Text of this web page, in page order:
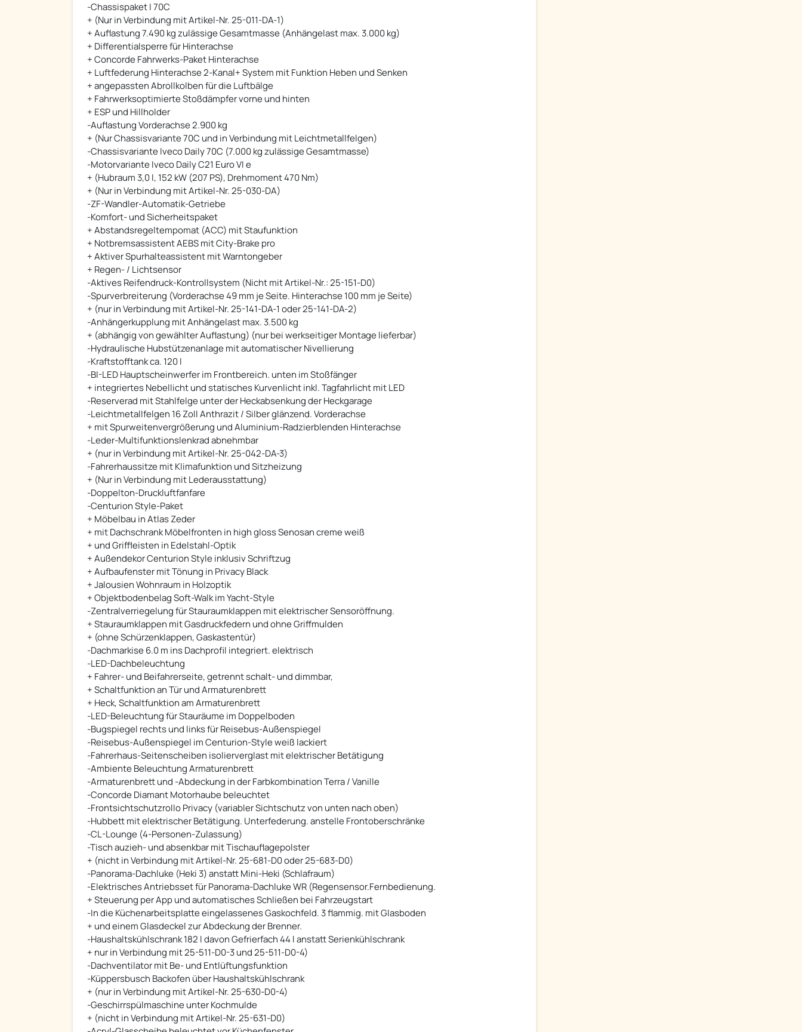
-Chassispaket I 70C
+ (Nur in Verbindung mit Artikel-Nr. 25-011-DA-1)
+ Auflastung 7.490 kg zulässige Gesamtmasse (Anhängelast max. 3.000 kg)
+ Differentialsperre für Hinterachse
+ Concorde Fahrwerks-Paket Hinterachse
+ Luftfederung Hinterachse 2-Kanal+ System mit Funktion Heben und Senken
+ angepassten Abrollkolben für die Luftbälge
+ Fahrwerksoptimierte Stoßdämpfer vorne und hinten
+ ESP und Hillholder
-Auflastung Vorderachse 2.900 kg
+ (Nur Chassisvariante 70C und in Verbindung mit Leichtmetallfelgen)
-Chassisvariante Iveco Daily 70C (7.000 kg zulässige Gesamtmasse)
-Motorvariante Iveco Daily C21 Euro VI e
+ (Hubraum 3,0 l, 152 kW (207 PS), Drehmoment 470 Nm)
+ (Nur in Verbindung mit Artikel-Nr. 25-030-DA)
-ZF-Wandler-Automatik-Getriebe
-Komfort- und Sicherheitspaket
+ Abstandsregeltempomat (ACC) mit Staufunktion
+ Notbremsassistent AEBS mit City-Brake pro
+ Aktiver Spurhalteassistent mit Warntongeber
+ Regen- / Lichtsensor
-Aktives Reifendruck-Kontrollsystem (Nicht mit Artikel-Nr.: 25-151-D0)
-Spurverbreiterung (Vorderachse 49 mm je Seite. Hinterachse 100 mm je Seite)
+ (nur in Verbindung mit Artikel-Nr. 25-141-DA-1 oder 25-141-DA-2)
-Anhängerkupplung mit Anhängelast max. 3.500 kg
+ (abhängig von gewählter Auflastung) (nur bei werkseitiger Montage lieferbar)
-Hydraulische Hubstützenanlage mit automatischer Nivellierung
-Kraftstofftank ca. 120 l
-BI-LED Hauptscheinwerfer im Frontbereich. unten im Stoßfänger
+ integriertes Nebellicht und statisches Kurvenlicht inkl. Tagfahrlicht mit LED
-Reserverad mit Stahlfelge unter der Heckabsenkung der Heckgarage
-Leichtmetallfelgen 16 Zoll Anthrazit / Silber glänzend. Vorderachse
+ mit Spurweitenvergrößerung und Aluminium-Radzierblenden Hinterachse
-Leder-Multifunktionslenkrad abnehmbar
+ (nur in Verbindung mit Artikel-Nr. 25-042-DA-3)
-Fahrerhaussitze mit Klimafunktion und Sitzheizung
+ (Nur in Verbindung mit Lederausstattung)
-Doppelton-Druckluftfanfare
-Centurion Style-Paket
+ Möbelbau in Atlas Zeder
+ mit Dachschrank Möbelfronten in high gloss Senosan creme weiß
+ und Griffleisten in Edelstahl-Optik
+ Außendekor Centurion Style inklusiv Schriftzug
+ Aufbaufenster mit Tönung in Privacy Black
+ Jalousien Wohnraum in Holzoptik
+ Objektbodenbelag Soft-Walk im Yacht-Style
-Zentralverriegelung für Stauraumklappen mit elektrischer Sensoröffnung.
+ Stauraumklappen mit Gasdruckfedern und ohne Griffmulden
+ (ohne Schürzenklappen, Gaskastentür)
-Dachmarkise 6.0 m ins Dachprofil integriert. elektrisch
-LED-Dachbeleuchtung
+ Fahrer- und Beifahrerseite, getrennt schalt- und dimmbar,
+ Schaltfunktion an Tür und Armaturenbrett
+ Heck, Schaltfunktion am Armaturenbrett
-LED-Beleuchtung für Stauräume im Doppelboden
-Bugspiegel rechts und links für Reisebus-Außenspiegel
-Reisebus-Außenspiegel im Centurion-Style weiß lackiert
-Fahrerhaus-Seitenscheiben isolierverglast mit elektrischer Betätigung
-Ambiente Beleuchtung Armaturenbrett
-Armaturenbrett und -Abdeckung in der Farbkombination Terra / Vanille
-Concorde Diamant Motorhaube beleuchtet
-Frontsichtschutzrollo Privacy (variabler Sichtschutz von unten nach oben)
-Hubbett mit elektrischer Betätigung. Unterfederung. anstelle Frontoberschränke
-CL-Lounge (4-Personen-Zulassung)
-Tisch auzieh- und absenkbar mit Tischauflagepolster
+ (nicht in Verbindung mit Artikel-Nr. 25-681-D0 oder 25-683-D0)
-Panorama-Dachluke (Heki 3) anstatt Mini-Heki (Schlafraum)
-Elektrisches Antriebsset für Panorama-Dachluke WR (Regensensor.Fernbedienung.
+ Steuerung per App und automatisches Schließen bei Fahrzeugstart
-In die Küchenarbeitsplatte eingelassenes Gaskochfeld. 3 flammig. mit Glasboden
+ und einem Glasdeckel zur Abdeckung der Brenner.
-Haushaltskühlschrank 182 l davon Gefrierfach 44 l anstatt Serienkühlschrank
+ nur in Verbindung mit 25-511-D0-3 und 25-511-D0-4)
-Dachventilator mit Be- und Entlüftungsfunktion
-Küppersbusch Backofen über Haushaltskühlschrank
+ (nur in Verbindung mit Artikel-Nr. 25-630-D0-4)
-Geschirrspülmaschine unter Kochmulde
+ (nicht in Verbindung mit Artikel-Nr. 25-631-D0)